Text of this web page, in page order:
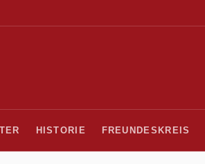
HISTORIE FREUNDESKREIS